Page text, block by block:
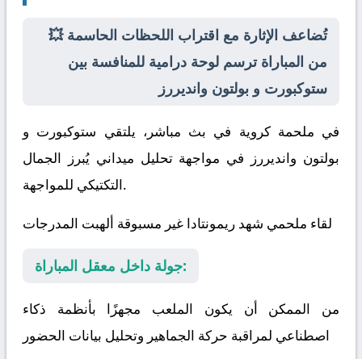
💥 تُضاعف الإثارة مع اقتراب اللحظات الحاسمة
من المباراة ترسم لوحة درامية للمنافسة بين
ستوكبورت و بولتون وانديررز
في ملحمة كروية في بث مباشر، يلتقي ستوكبورت و
بولتون وانديررز
في مواجهة تحليل ميداني يُبرز الجمال
التكتيكي للمواجهة.
لقاء ملحمي شهد ريمونتادا غير مسبوقة ألهبت المدرجات
جولة داخل معقل المباراة:
من الممكن أن يكون الملعب مجهزًا بأنظمة ذكاء
اصطناعي لمراقبة حركة الجماهير وتحليل بيانات الحضور